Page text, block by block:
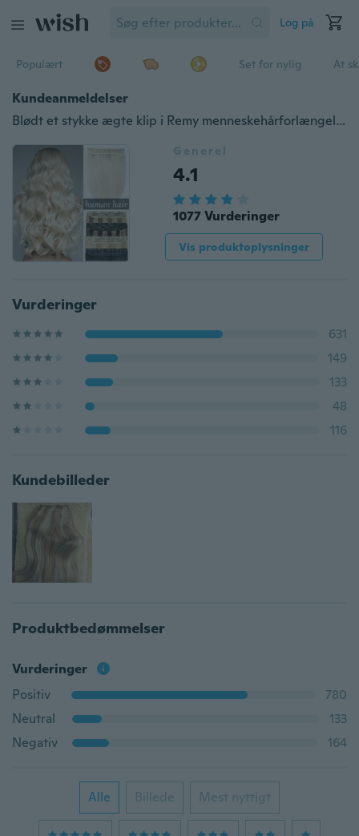
Log på
Populært Set for nylig At
Kundeanmeldelser
Blødt et stykke ægte klip i Remy menneskehårforlængelser 3/4 hovedhår Eextensions til sommer
Generel
4.1
1077 Vurderinger
Vis produktoplysninger
Vurderinger
631
149
133
48
116
Kundebilleder
Produktbedømmelser
Vurderinger
Positiv
780
Neutral
133
Negativ
164
Alle Billede Mest nyttigt